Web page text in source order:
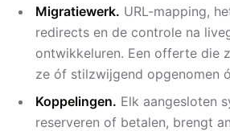
Migratiewerk. URL-mapping,
redirects en de controle na
ontwikkeluren. Een offerte die
ze óf stilzwijgend opgenomen
Koppelingen. Elk aangesloten
reserveren of betalen, brengt